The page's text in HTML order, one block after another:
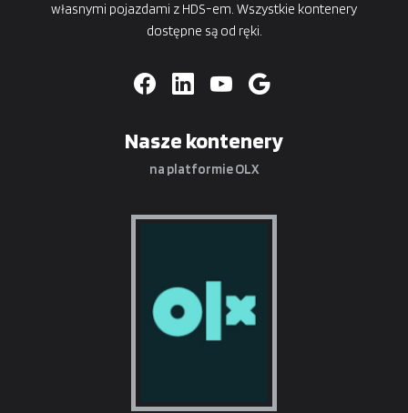
własnymi pojazdami z HDS-em. Wszystkie kontenery
dostępne są od ręki.
Nasze kontenery
na platformie OLX